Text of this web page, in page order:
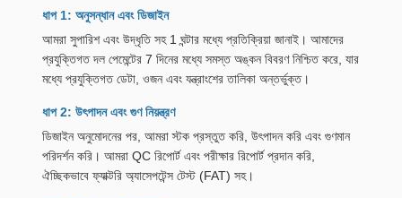
ধাপ 1: অনুসন্ধান এবং ডিজাইন
আমরা সুপারিশ এবং উদ্ধৃতি সহ 1 ঘন্টার মধ্যে প্রতিক্রিয়া জানাই। আমাদের
প্রযুক্তিগত দল পেমেন্টের 7 দিনের মধ্যে সমস্ত অঙ্কন বিবরণ নিশ্চিত করে, যার
মধ্যে প্রযুক্তিগত ডেটা, ওজন এবং যন্ত্রাংশের তালিকা অন্তর্ভুক্ত।
ধাপ 2: উৎপাদন এবং গুণ নিয়ন্ত্রণ
ডিজাইন অনুমোদনের পর, আমরা স্টক প্রস্তুত করি, উৎপাদন করি এবং গুণমান
পরিদর্শন করি। আমরা QC রিপোর্ট এবং পরীক্ষার রিপোর্ট প্রদান করি,
ঐচ্ছিকভাবে ফ্যাক্টরি অ্যাসেপটেন্স টেস্ট (FAT) সহ।